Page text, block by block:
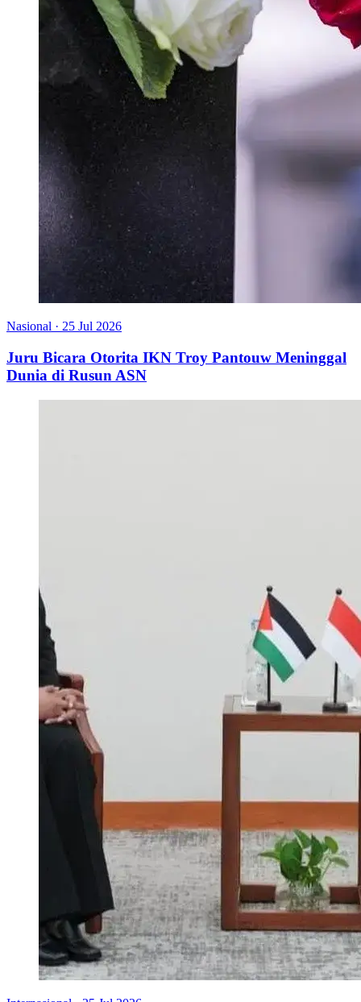
Nasional · 25 Jul 2026
Juru Bicara Otorita IKN Troy Pantouw Meninggal
Dunia di Rusun ASN